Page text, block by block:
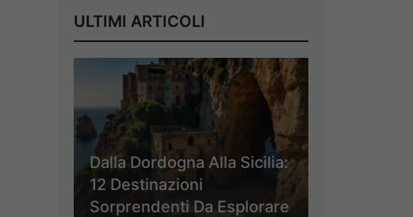
ULTIMI ARTICOLI
Dalla Dordogna Alla Sicilia:
12 Destinazioni
Sorprendenti Da Esplorare